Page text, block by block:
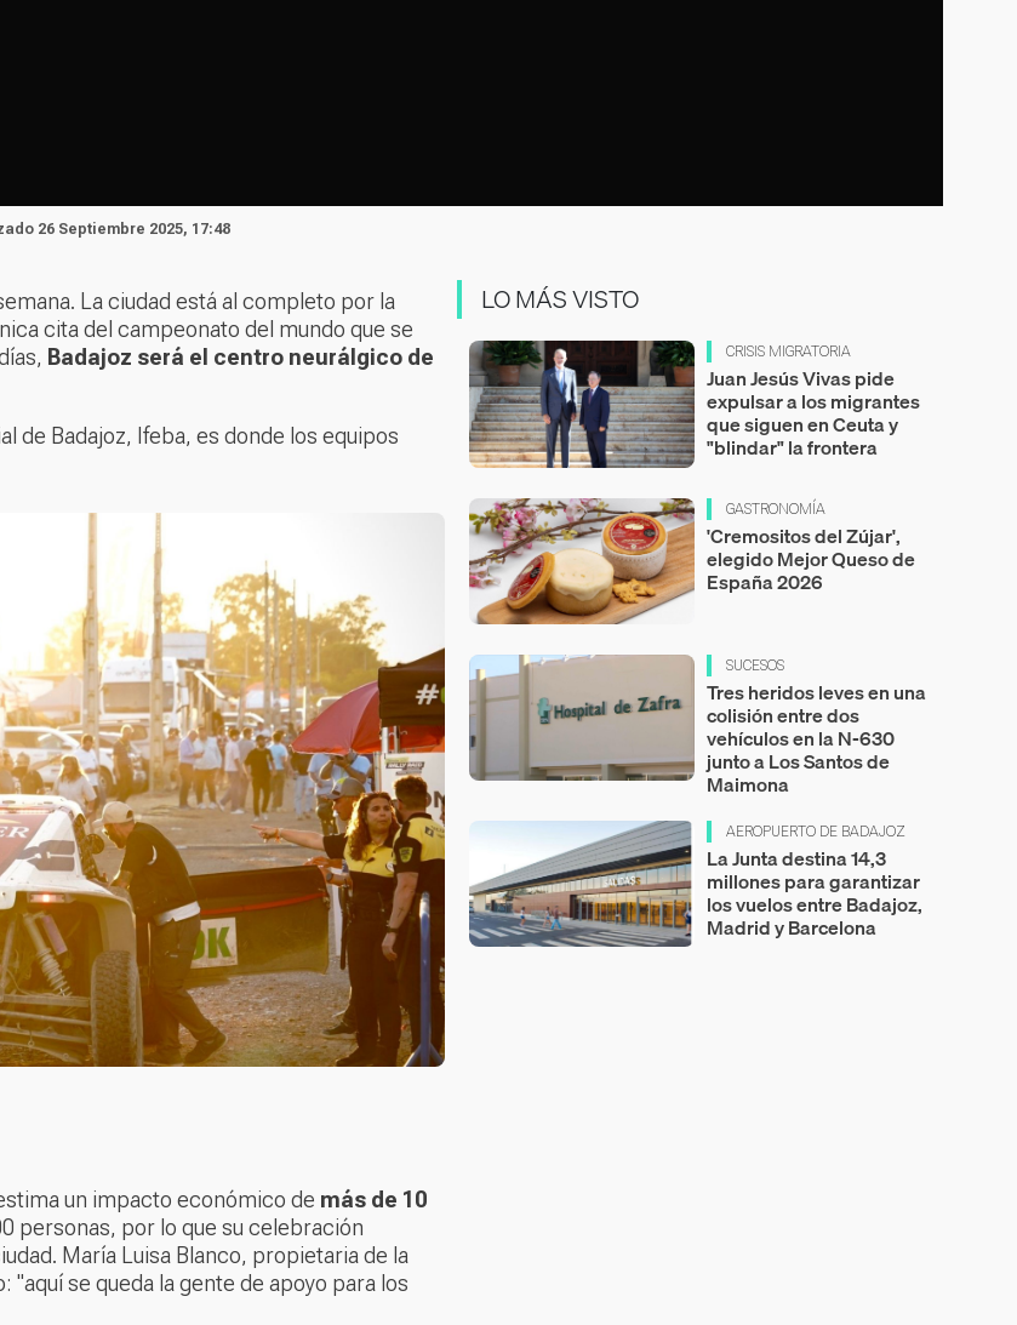
26 Septiembre 2025, 17:48
La ciudad está al completo por la
cita del campeonato del mundo que se
Badajoz será el centro neurálgico de
de Badajoz, Ifeba, es donde los equipos
un impacto económico de más de 10
personas, por lo que su celebración
María Luisa Blanco, propietaria de la
se queda la gente de apoyo para los
LO MÁS VISTO
CRISIS MIGRATORIA
Juan Jesús Vivas pide
expulsar a los migrantes
que siguen en Ceuta y
"blindar" la frontera
GASTRONOMÍA
'Cremositos del Zújar',
elegido Mejor Queso de
España 2026
SUCESOS
Tres heridos leves en una
colisión entre dos
vehículos en la N-630
junto a Los Santos de
Maimona
AEROPUERTO DE BADAJOZ
La Junta destina 14,3
millones para garantizar
los vuelos entre Badajoz,
Madrid y Barcelona